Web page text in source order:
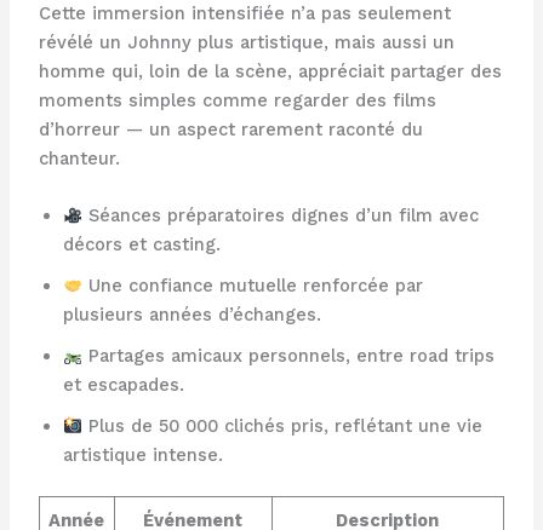
Cette immersion intensifiée n’a pas seulement
révélé un Johnny plus artistique, mais aussi un
homme qui, loin de la scène, appréciait partager des
moments simples comme regarder des films
d’horreur — un aspect rarement raconté du
chanteur.
Séances préparatoires dignes d’un film avec
décors et casting.
Une confiance mutuelle renforcée par
plusieurs années d’échanges.
Partages amicaux personnels, entre road trips
et escapades.
Plus de 50 000 clichés pris, reflétant une vie
artistique intense.
Année Événement Description